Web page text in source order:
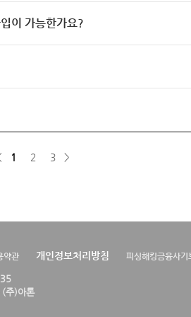
이 가능한가요?
1 2 3 >
약관 개인정보처리방침 피싱해킹금융사기
(주)아톤